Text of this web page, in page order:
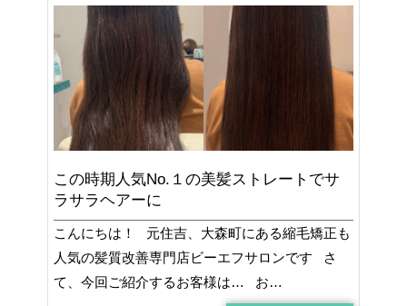
この時期人気No.１の美髪ストレートでサ
ラサラヘアーに
こんにちは！ 元住吉、大森町にある縮毛矯正も
人気の髪質改善専門店ビーエフサロンです さ
て、今回ご紹介するお客様は… お…